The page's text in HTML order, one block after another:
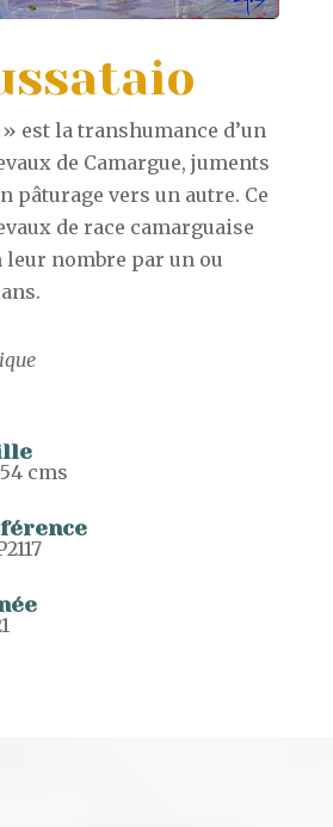
est la transhumance d’un
de Camargue, juments
pâturage vers un autre. Ce
de race camarguaise
nombre par un ou
cms